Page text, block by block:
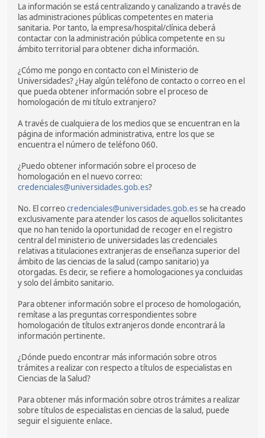
La información se está centralizando y canalizando a través de
las administraciones públicas competentes en materia
sanitaria. Por tanto, la empresa/hospital/clínica deberá
contactar con la administración pública competente en su
ámbito territorial para obtener dicha información.
¿Cómo me pongo en contacto con el Ministerio de
Universidades? ¿Hay algún teléfono de contacto o correo en el
que pueda obtener información sobre el proceso de
homologación de mi título extranjero?
A través de cualquiera de los medios que se encuentran en la
página de información administrativa, entre los que se
encuentra el número de teléfono 060.
¿Puedo obtener información sobre el proceso de
homologación en el nuevo correo:
credenciales@universidades.gob.es?
No. El correocredenciales@universidades.gob.esse ha creado
exclusivamente para atender los casos de aquellos solicitantes
que no han tenido la oportunidad de recoger en el registro
central del ministerio de universidades las credenciales
relativas a titulaciones extranjeras de enseñanza superior del
ámbito de las ciencias de la salud (campo sanitario) ya
otorgadas. Es decir, se refiere a homologaciones ya concluidas
y solo del ámbito sanitario.
Para obtener información sobre el proceso de homologación,
remítase a las preguntas correspondientes sobre
homologación de títulos extranjeros donde encontrará la
información pertinente.
¿Dónde puedo encontrar más información sobre otros
trámites a realizar con respecto a títulos de especialistas en
Ciencias de la Salud?
Para obtener más información sobre otros trámites a realizar
sobre títulos de especialistas en ciencias de la salud, puede
seguir el siguiente enlace.